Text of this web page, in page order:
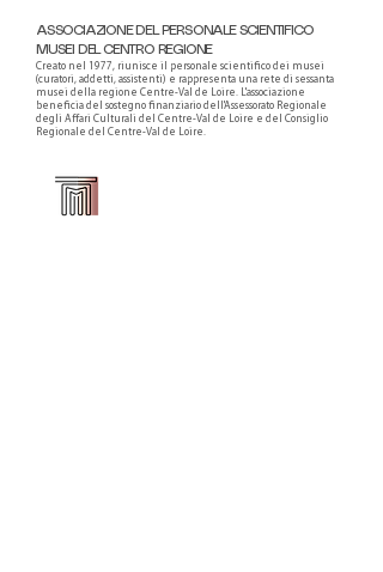
ASSOCIAZIONE DEL PERSONALE SCIENTIFICO
MUSEI DEL CENTRO REGIONE
Creato nel 1977, riunisce il personale scientifico dei musei
(curatori, addetti, assistenti) e rappresenta una rete di sessanta
musei della regione Centre-Val de Loire. L'associazione
beneficia del sostegno finanziario dell'Assessorato Regionale
degli Affari Culturali del Centre-Val de Loire e del Consiglio
Regionale del Centre-Val de Loire.